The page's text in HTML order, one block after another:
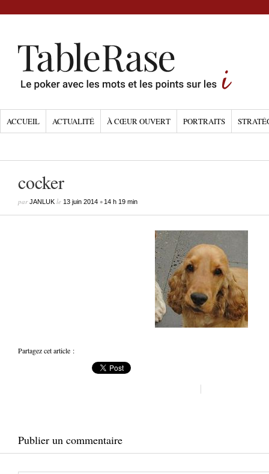
ACCUEIL ACTUALITÉ À CŒUR OUVERT PORTRAITS
cocker
parJANLUK le 13 juin 2014 • 14 h 19 min
Partagez cet article :
Publier un commentaire